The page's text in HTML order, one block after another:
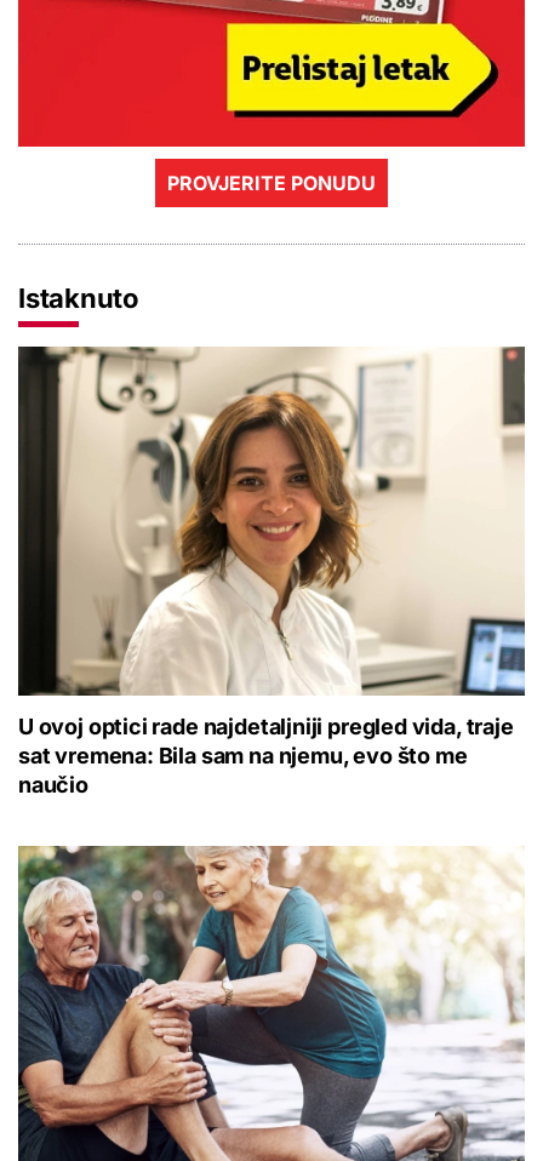
PROVJERITE PONUDU
Istaknuto
U ovoj optici rade najdetaljniji pregled vida, traje
sat vremena: Bila sam na njemu, evo što me
naučio